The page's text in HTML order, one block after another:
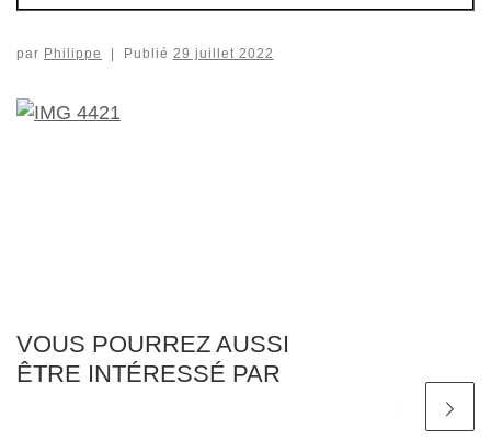
par Philippe Publié 29 juillet 2022
VOUS POURREZ AUSSI
ÊTRE INTÉRESSÉ PAR